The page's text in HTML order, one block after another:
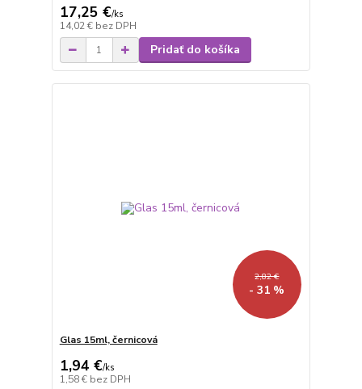
17,25 €/ks
14,02 € bez DPH
Pridať do košíka
2,82 €
- 31 %
Glas 15ml, černicová
1,94 €/ks
1,58 € bez DPH